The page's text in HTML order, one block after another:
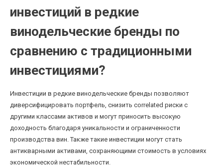
инвестиций в редкие
винодельческие бренды по
сравнению с традиционными
инвестициями?
Инвестиции в редкие винодельческие бренды позволяют
диверсифицировать портфель, снизить correlated риски с
другими классами активов и могут приносить высокую
доходность благодаря уникальности и ограниченности
производства вин. Также такие инвестиции могут стать
антикварными активами, сохраняющими стоимость в условиях
экономической нестабильности.